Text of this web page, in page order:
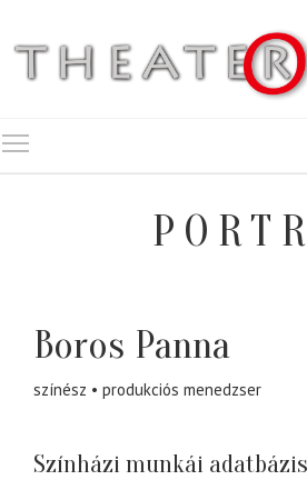
Boros Panna
színész produkciós menedzser
Színházi munkái